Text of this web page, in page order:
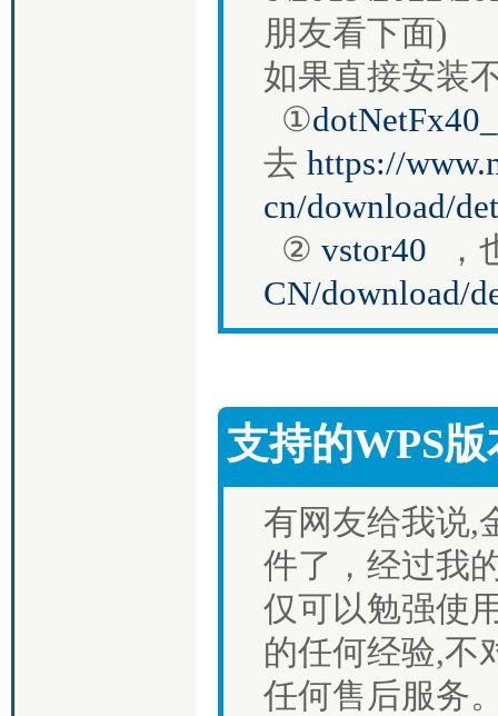
朋友看下面)
如果直接安装
①
去 https://
cn/download/
② vstor40 ，
CN/download/
支持的WPS
有网友给我说,
件了，经过我
仅可以勉强使
的任何经验,不
任何售后服务